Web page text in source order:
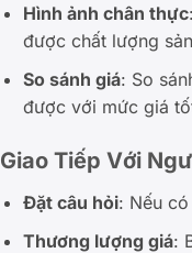
Hình ảnh chân thực
được chất lượng
So sánh giá: So
được với mức giá
Giao Tiếp Với
Đặt câu hỏi: Nếu
Thương lượng giá: